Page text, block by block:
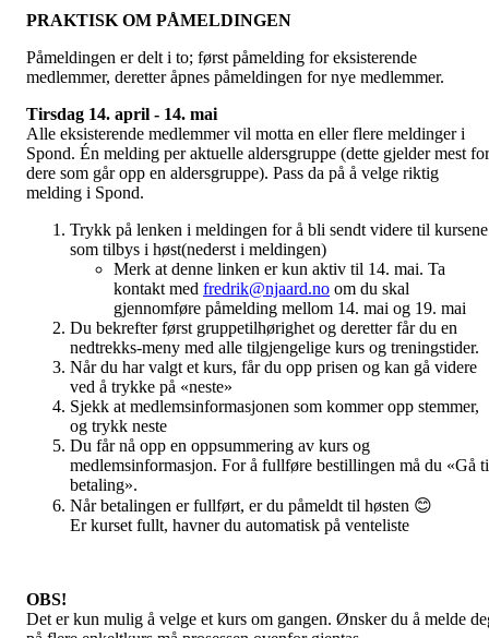
PRAKTISK OM PÅMELDINGEN
Påmeldingen er delt i to; først påmelding for eksisterende
medlemmer, deretter åpnes påmeldingen for nye medlemmer.
Tirsdag 14. april - 14. mai
Alle eksisterende medlemmer vil motta en eller flere meldinger i
Spond. Én melding per aktuelle aldersgruppe (dette gjelder mest for
dere som går opp en aldersgruppe). Pass da på å velge riktig
melding i Spond.
Trykk på lenken i meldingen for å bli sendt videre til kursene
som tilbys i høst(nederst i meldingen)
Merk at denne linken er kun aktiv til 14. mai. Ta
kontakt med fredrik@njaard.no om du skal
gjennomføre påmelding mellom 14. mai og 19. mai
Du bekrefter først gruppetilhørighet og deretter får du en
nedtrekks-meny med alle tilgjengelige kurs og treningstider.
Når du har valgt et kurs, får du opp prisen og kan gå videre
ved å trykke på «neste»
Sjekk at medlemsinformasjonen som kommer opp stemmer,
og trykk neste
Du får nå opp en oppsummering av kurs og
medlemsinformasjon. For å fullføre bestillingen må du «Gå
betaling».
Når betalingen er fullført, er du påmeldt til høsten 😊
Er kurset fullt, havner du automatisk på venteliste
OBS!
Det er kun mulig å velge et kurs om gangen. Ønsker du å melde